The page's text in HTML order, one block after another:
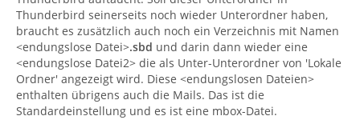
Thunderbird seinerseits noch wieder Unterordner haben,
braucht es zusätzlich auch noch ein Verzeichnis mit Namen
<endungslose Datei>.sbd und darin dann wieder eine
<endungslose Datei2> die als Unter-Unterordner von 'Lokale
Ordner' angezeigt wird. Diese <endungslosen Dateien>
enthalten übrigens auch die Mails. Das ist die
Standardeinstellung und es ist eine mbox-Datei.